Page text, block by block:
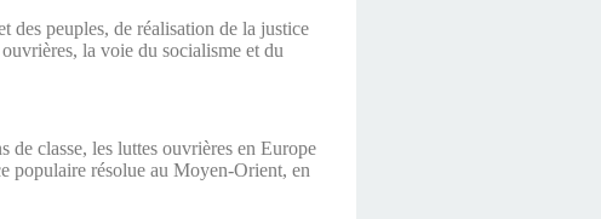
des peuples, de réalisation de la justice
la voie du socialisme et du
classe, les luttes ouvrières en Europe
populaire résolue au Moyen-Orient, en